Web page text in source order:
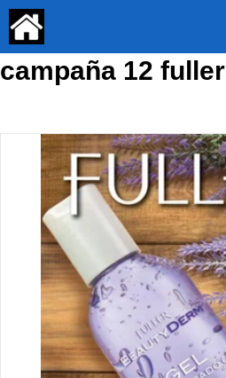
Saltar
contenido
campaña 12 fuller